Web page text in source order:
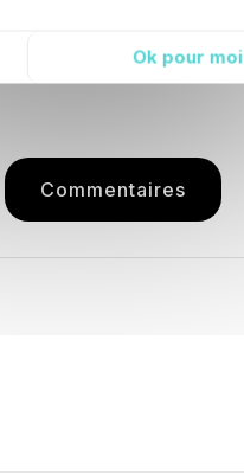
Commentaires
Ok pour moi